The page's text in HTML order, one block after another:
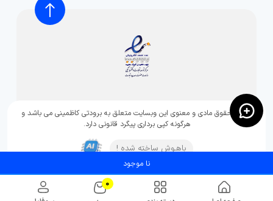
0
تمامی حقوق مادی و معنوی این وبسایت متعلق به برودتی کاظمینی می باشد و
هرگونه کپی برداری پیگرد قانونی دارد.
باهـوش ساخته شده !
نا موجود